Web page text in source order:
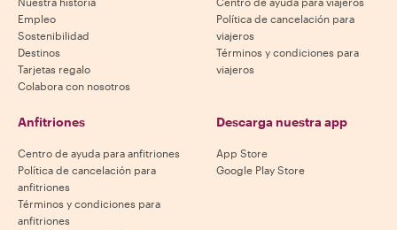
Empleo
Sostenibilidad
Destinos
Tarjetas regalo
Colabora con nosotros
Política de cancelación para
viajeros
Términos y condiciones para
viajeros
Anfitriones
Centro de ayuda para anfitriones
Política de cancelación para
anfitriones
Términos y condiciones para
anfitriones
Descarga nuestra app
App Store
Google Play Store